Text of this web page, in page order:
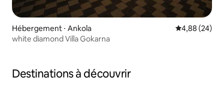
Hébergement ⋅ Ankola Évaluation
4,88 (24)
white diamond Villa Gokarna
Destinations à découvrir